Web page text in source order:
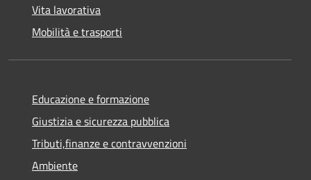
Vita lavorativa
Mobilità e trasporti
Educazione e formazione
Giustizia e sicurezza pubblica
Tributi,finanze e contravvenzioni
Ambiente